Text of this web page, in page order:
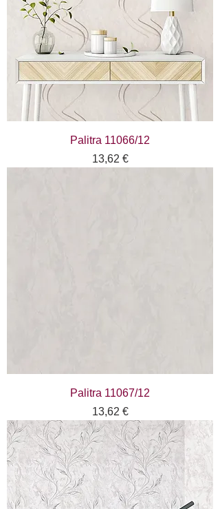
Palitra 11066/12
Цена
13,62 €
Palitra 11067/12
Цена
13,62 €